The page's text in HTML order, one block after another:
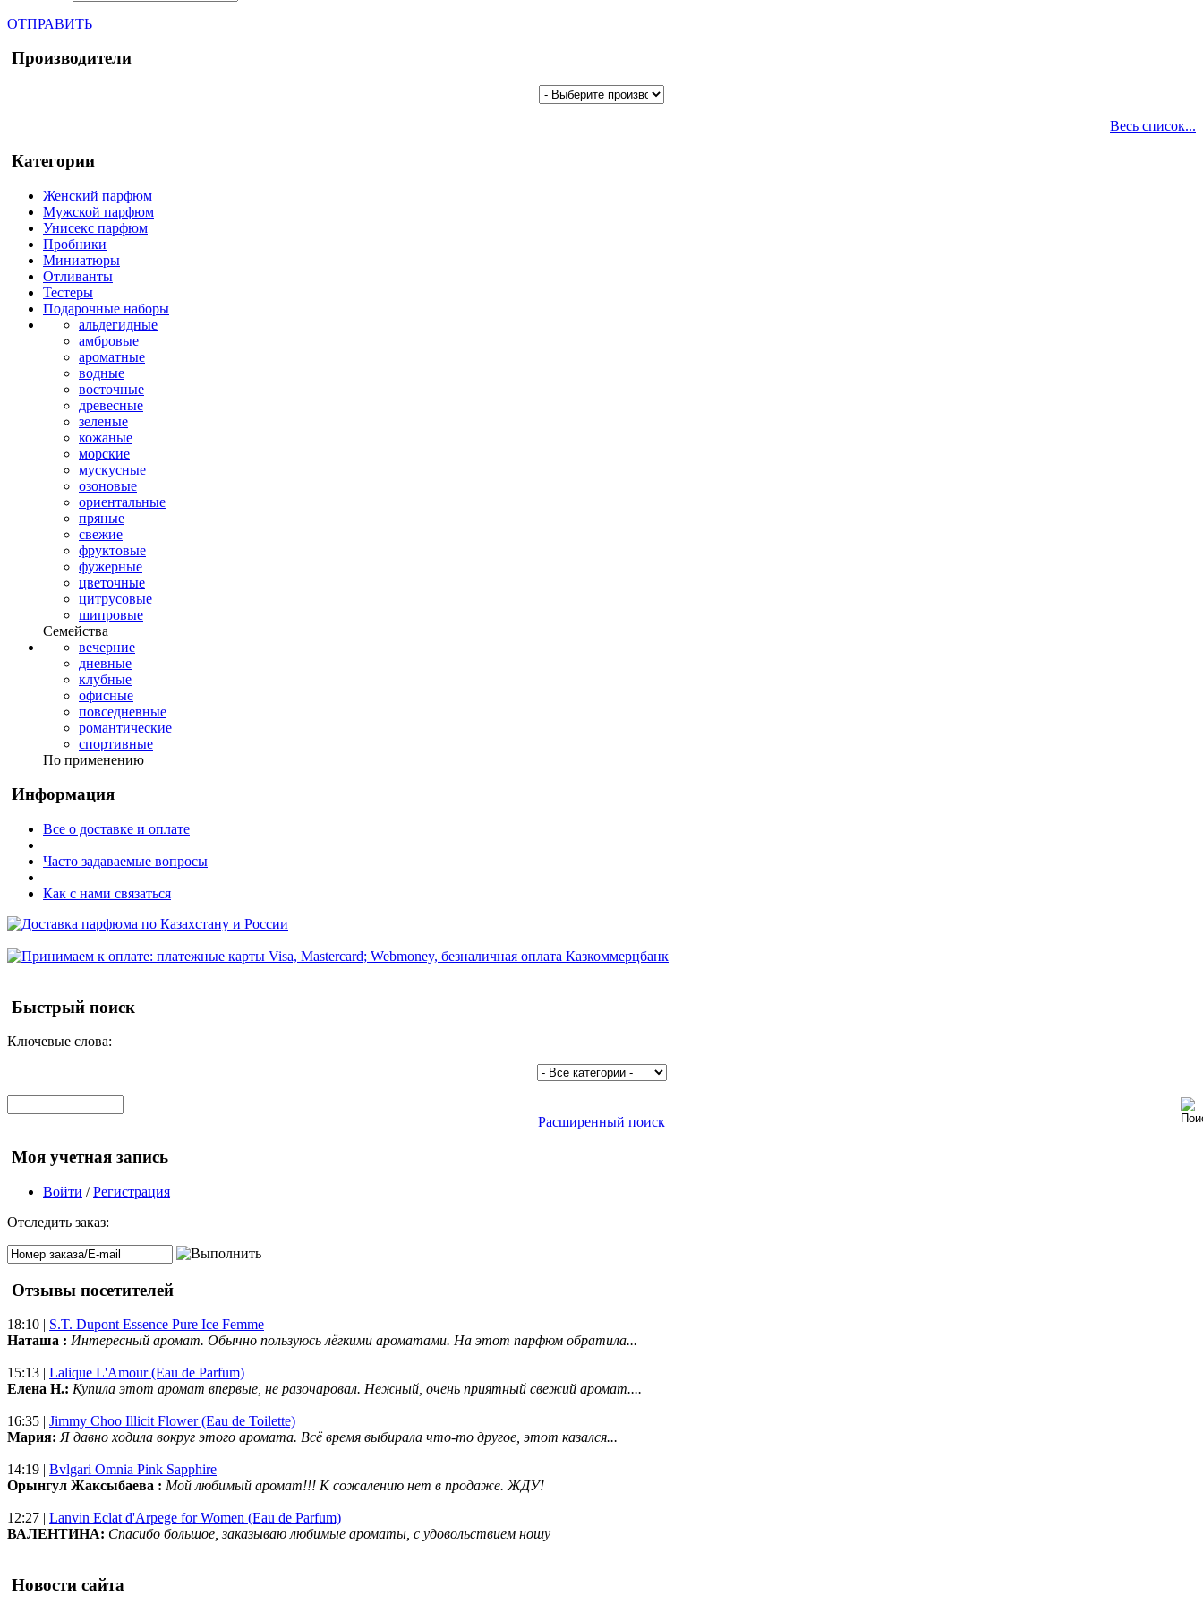
ОТПРАВИТЬ
Производители
Весь список...
Категории
Женский парфюм
Мужской парфюм
Унисекс парфюм
Пробники
Миниатюры
Отливанты
Тестеры
Подарочные наборы
альдегидные
амбровые
ароматные
водные
восточные
древесные
зеленые
кожаные
морские
мускусные
озоновые
ориентальные
пряные
свежие
фруктовые
фужерные
цветочные
цитрусовые
шипровые
Семейства
вечерние
дневные
клубные
офисные
повседневные
романтические
спортивные
По применению
Информация
Все о доставке и оплате
Часто задаваемые вопросы
Как с нами связаться
Быстрый поиск
Ключевые слова:
Расширенный поиск
Моя учетная запись
Войти /Регистрация
Отследить заказ:
Отзывы посетителей
18:10 | S.T. Dupont Essence Pure Ice Femme
Наташа : Интересный аромат. Обычно пользуюсь лёгкими ароматами. На этот парфюм обратила...
15:13 | Lalique L'Amour (Eau de Parfum)
Елена Н.: Купила этот аромат впервые, не разочаровал. Нежный, очень приятный свежий аромат....
16:35 | Jimmy Choo Illicit Flower (Eau de Toilette)
Мария: Я давно ходила вокруг этого аромата. Всё время выбирала что-то другое, этот казался...
14:19 | Bvlgari Omnia Pink Sapphire
Орынгул Жаксыбаева : Мой любимый аромат!!! К сожалению нет в продаже. ЖДУ!
12:27 | Lanvin Eclat d'Arpege for Women (Eau de Parfum)
ВАЛЕНТИНА: Спасибо большое, заказываю любимые ароматы, с удовольствием ношу
Новости сайта